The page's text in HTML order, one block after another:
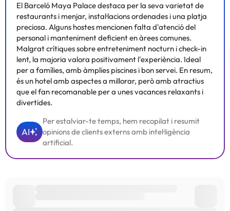
Alguns dels serveis detallats poden ser de pagament. Podeu
consultar les vostres tarifes directament a l'establiment. Tota la
informació d'aquesta fitxa està subjecta a canvis per part de
l'allotjament. Si tens dubtes, contacta'ns.
El Barceló Maya Palace destaca per la seva varietat de
restaurants i menjar, instal·lacions ordenades i una platja
preciosa. Alguns hostes mencionen falta d'atenció del
personal i manteniment deficient en àrees comunes.
Malgrat crítiques sobre entreteniment nocturn i check-in
lent, la majoria valora positivament l'experiència. Ideal
per a famílies, amb àmplies piscines i bon servei. En resum,
és un hotel amb aspectes a millorar, però amb atractius
que el fan recomanable per a unes vacances relaxants i
divertides.
AI
Per estalviar-te temps, hem recopilat i resumit
opinions de clients externs amb intel·ligència
artificial.